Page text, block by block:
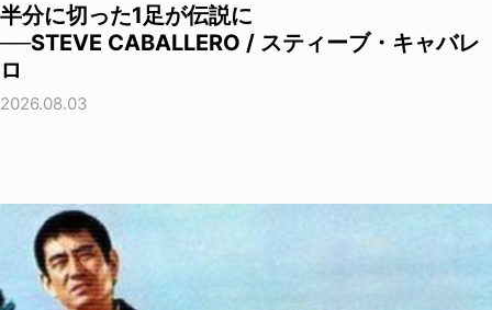
半分に切った1足が伝説に
──STEVE CABALLERO / スティーブ・キャバレ
ロ
2026.08.03